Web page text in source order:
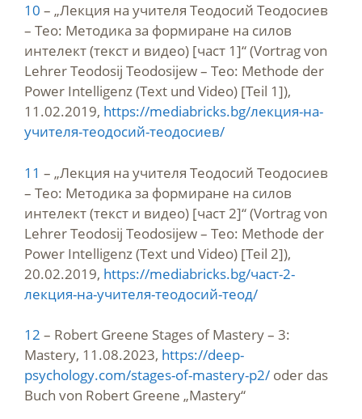
10 – „Лекция на учителя Теодосий Теодосиев
– Тео: Методика за формиране на силов
интелект (текст и видео) [част 1]“ (Vortrag von
Lehrer Teodosij Teodosijew – Teo: Methode der
Power Intelligenz (Text und Video) [Teil 1]),
11.02.2019, https://mediabricks.bg/лекция-на-
учителя-теодосий-теодосиев/
11 – „Лекция на учителя Теодосий Теодосиев
– Тео: Методика за формиране на силов
интелект (текст и видео) [част 2]“ (Vortrag von
Lehrer Teodosij Teodosijew – Teo: Methode der
Power Intelligenz (Text und Video) [Teil 2]),
20.02.2019, https://mediabricks.bg/част-2-
лекция-на-учителя-теодосий-теод/
12 – Robert Greene Stages of Mastery – 3:
Mastery, 11.08.2023, https://deep-
psychology.com/stages-of-mastery-p2/ oder das
Buch von Robert Greene „Mastery“